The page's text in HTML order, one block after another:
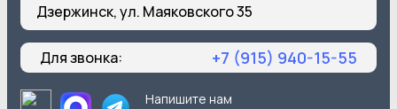
Дзержинск, ул. Маяковского 35
Для звонка: +7 (915) 940-15-55
Напишите нам